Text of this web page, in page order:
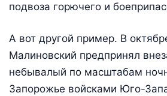
подвоза горючего и
А вот другой пример. В
Малиновский предпринял
небывалый по масштабам
Запорожье войсками Юго-